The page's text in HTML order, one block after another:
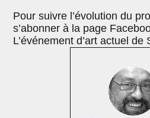
Pour suivre l’évolution du
s’abonner à la page
L’événement d’art actuel de